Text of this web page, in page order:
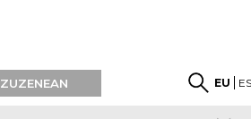
ZUZENEAN EU